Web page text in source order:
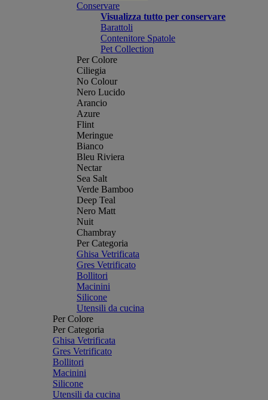
Conservare
Visualizza tutto per conservare
Barattoli
Contenitore Spatole
Pet Collection
Per Colore
Ciliegia
No Colour
Nero Lucido
Arancio
Azure
Flint
Meringue
Bianco
Bleu Riviera
Nectar
Sea Salt
Verde Bamboo
Deep Teal
Nero Matt
Nuit
Chambray
Per Categoria
Ghisa Vetrificata
Gres Vetrificato
Bollitori
Macinini
Silicone
Utensili da cucina
Per Colore
Per Categoria
Ghisa Vetrificata
Gres Vetrificato
Bollitori
Macinini
Silicone
Utensili da cucina